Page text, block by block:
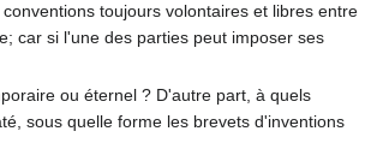
toujours volontaires et libres entre
car si l'une des parties peut imposer ses
ou éternel ? D'autre part, à quels
sous quelle forme les brevets d'inventions